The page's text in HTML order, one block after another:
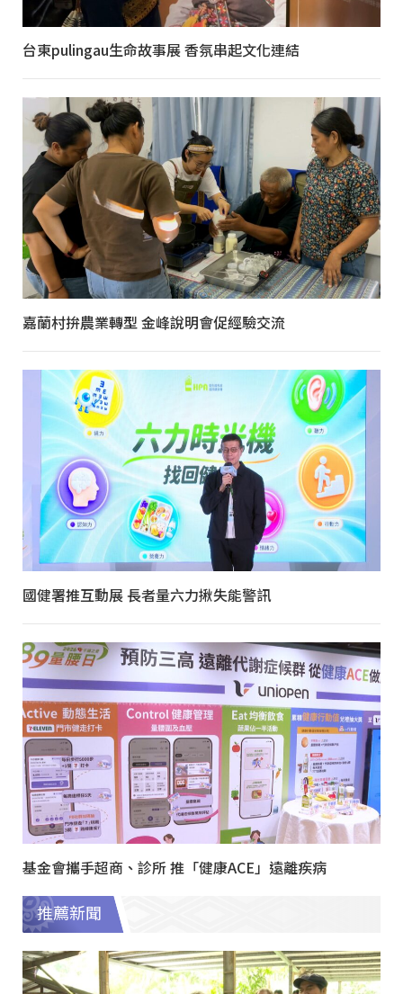
台東pulingau生命故事展 香氛串起文化連結
嘉蘭村拚農業轉型 金峰說明會促經驗交流
國健署推互動展 長者量六力揪失能警訊
基金會攜手超商、診所 推「健康ACE」遠離疾病
推薦新聞